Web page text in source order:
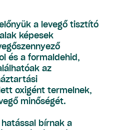
a levegő tisztító
képesek
és a formaldehid,
az
oxigént termelnek,
minőségét.
bírnak a